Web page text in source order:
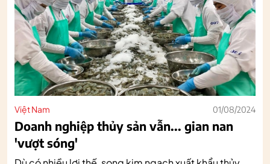
Việt Nam 01/08/2024
Doanh nghiệp thủy sản vẫn... gian nan
'vượt sóng'